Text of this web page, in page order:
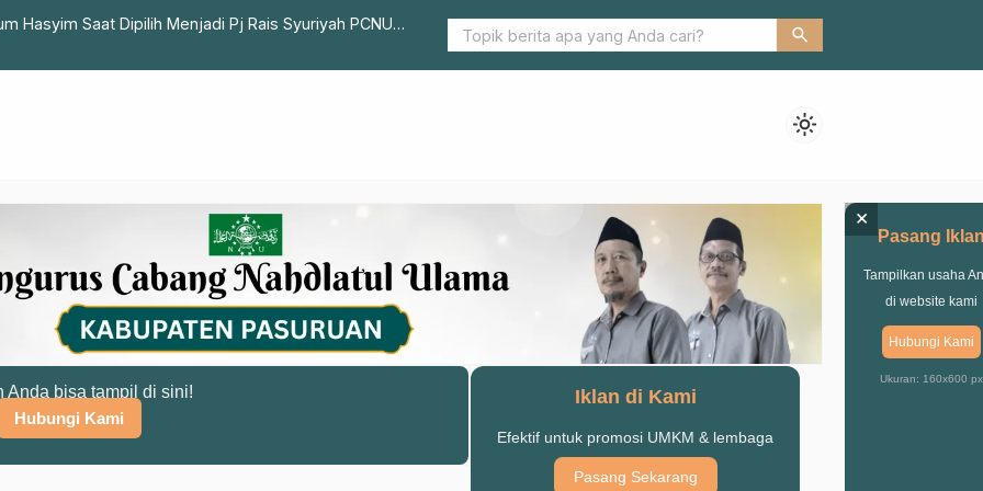
Hasyim Saat Dipilih Menjadi Pj Rais Syuriyah PCNU
LAZISNU Kab. Pasuruan Salurkan Bantuan Air Bersih untuk Warga Terdampak
Kekeringan
search
light_mode
Anda bisa tampil di sini!
Hubungi Kami
Iklan di Kami
Efektif untuk promosi UMKM & lembaga
Pasang Sekarang
Pasang
Tampilkan usaha
di website kami
Hubungi Kami
Ukuran: 160x600 px
×